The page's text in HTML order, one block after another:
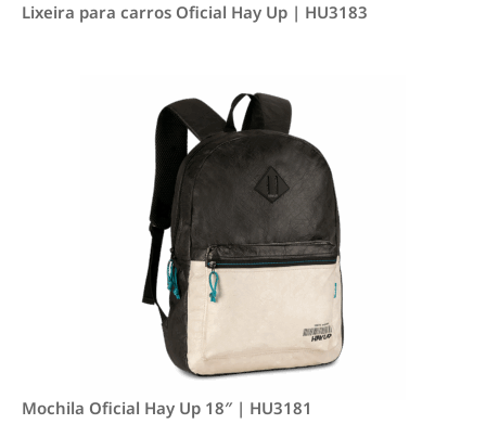
Lixeira para carros Oficial Hay Up | HU3183
Mochila Oficial Hay Up 18″ | HU3181